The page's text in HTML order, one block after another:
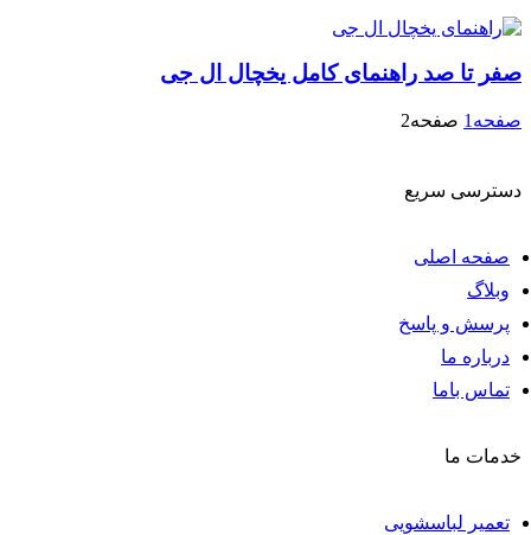
صفر تا صد راهنمای کامل یخچال ال جی
صفحه 1 صفحه2
دسترسی سریع
صفحه اصلی
وبلاگ
پرسش و پاسخ
درباره ما
تماس باما
خدمات ما
تعمیر لباسشویی